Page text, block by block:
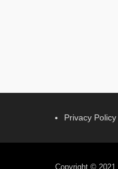
Privacy Policy
Copyright © 2021